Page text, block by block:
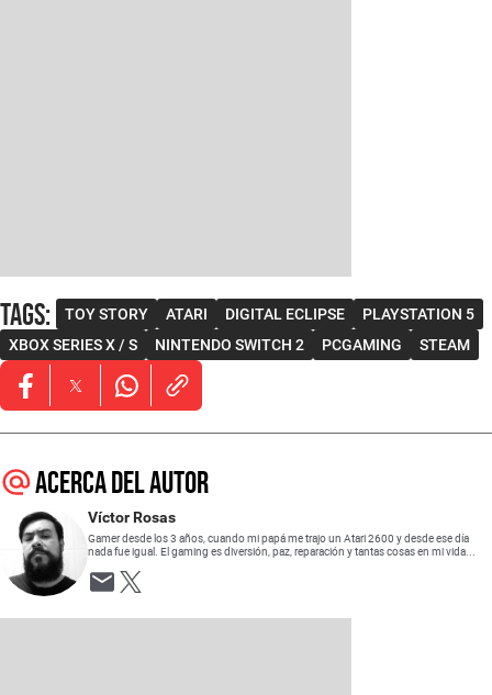
Tags: TOY STORY ATARI DIGITAL ECLIPSE
PLAYSTATION 5
XBOX SERIES X / S
NINTENDO SWITCH 2 PCGAMING STEAM
Opens in new window
Opens in new window
Opens in new window
Acerca del autor
Víctor Rosas
Gamer desde los 3 años, cuando mi papá me trajo un Atari 2600 y desde ese día
nada fue igual. El gaming es diversión, paz, reparación y tantas cosas en mi vida...
Opens in new window